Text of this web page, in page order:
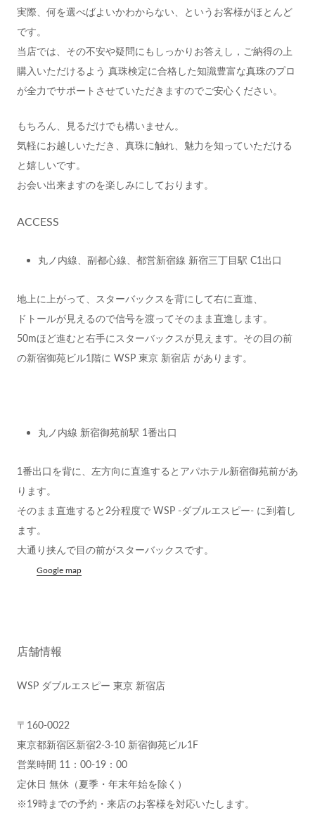
実際、何を選べばよいかわからない、というお客様がほとんど
です。
当店では、その不安や疑問にもしっかりお答えし，ご納得の上
購入いただけるよう 真珠検定に合格した知識豊富な真珠のプロ
が全力でサポートさせていただきますのでご安心ください。
もちろん、見るだけでも構いません。
気軽にお越しいただき、真珠に触れ、魅力を知っていただける
と嬉しいです。
お会い出来ますのを楽しみにしております。
ACCESS
丸ノ内線、副都心線、都営新宿線 新宿三丁目駅 C1出口
地上に上がって、スターバックスを背にして右に直進、
ドトールが見えるので信号を渡ってそのまま直進します。
50mほど進むと右手にスターバックスが見えます。その目の前
の新宿御苑ビル1階に WSP 東京 新宿店 があります。
丸ノ内線 新宿御苑前駅 1番出口
1番出口を背に、左方向に直進するとアパホテル新宿御苑前があ
ります。
そのまま直進すると2分程度で WSP -ダブルエスピー- に到着し
ます。
大通り挟んで目の前がスターバックスです。
Google map
店舗情報
WSP ダブルエスピー 東京 新宿店
〒160-0022
東京都新宿区新宿2-3-10 新宿御苑ビル1F
営業時間 11：00-19：00
定休日 無休（夏季・年末年始を除く）
※19時までの予約・来店のお客様を対応いたします。